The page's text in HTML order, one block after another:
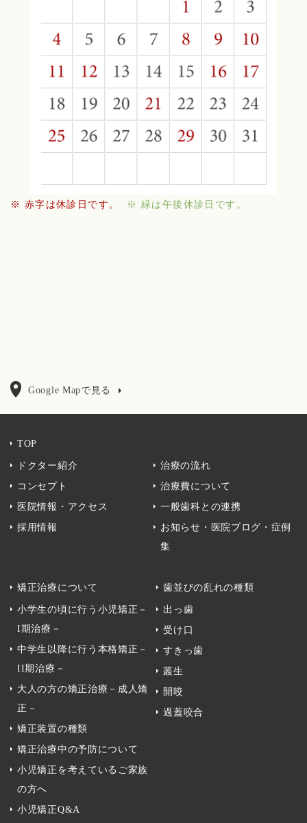
※ 赤字は休診日です。 ※ 緑は午後休診日です。
Google Mapで見る
TOP
ドクター紹介
治療の流れ
コンセプト
治療費について
医院情報・アクセス
一般歯科との連携
採用情報
お知らせ・医院ブログ・症例
集
矯正治療について
小学生の頃に行う小児矯正－
I期治療－
中学生以降に行う本格矯正－
II期治療－
大人の方の矯正治療－成人矯
正－
矯正装置の種類
矯正治療中の予防について
小児矯正を考えているご家族
の方へ
小児矯正Q&A
歯並びの乱れの種類
出っ歯
受け口
すきっ歯
叢生
開咬
過蓋咬合